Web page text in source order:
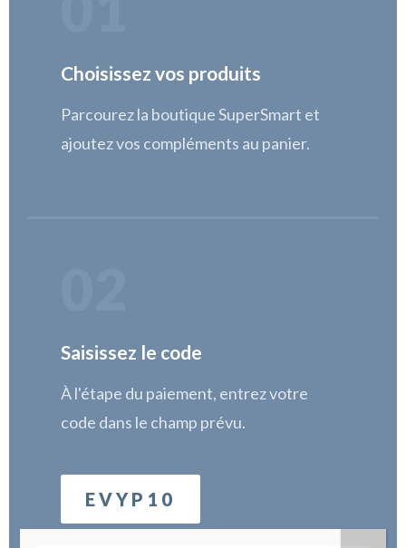
Choisissez vos produits
Parcourez la boutique SuperSmart et
ajoutez vos compléments au panier.
Saisissez le code
À l'étape du paiement, entrez votre
code dans le champ prévu.
EVYP10